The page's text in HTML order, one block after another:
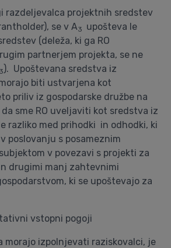
razdeljevalca projektnih sredstev
se v A3
upošteva le
(deleža, ki ga RO
partnerjem projekta, se ne
3). Upoštevana sredstva iz
biti ustvarjena kot
priliv iz gospodarske družbe na
da sme RO uveljaviti kot sredstva iz
razliko med prihodki in odhodki, ki
poslovanju s posameznim
v povezavi s projekti za
drugimi manj zahtevnimi
ki se upoštevajo za
vstopni pogoji
morajo izpolnjevati raziskovalci, je